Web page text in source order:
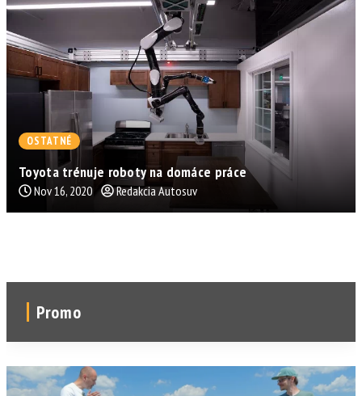
OSTATNÉ
Toyota trénuje roboty na domáce práce
Nov 16, 2020 Redakcia Autosuv
Promo